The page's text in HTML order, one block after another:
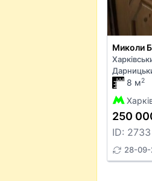
Миколи
8 м2
250
ID: 2733
28-09-